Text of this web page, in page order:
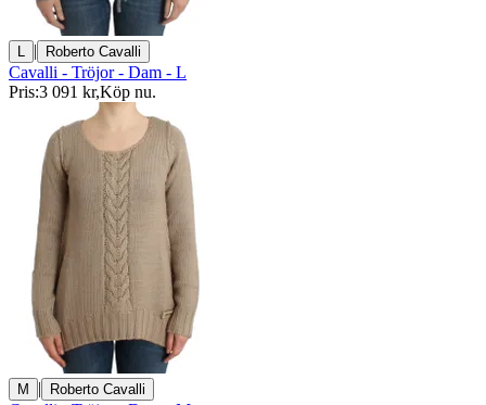
L | Roberto Cavalli
Cavalli - Tröjor - Dam - L
Pris:3 091 kr,Köp nu.
M | Roberto Cavalli